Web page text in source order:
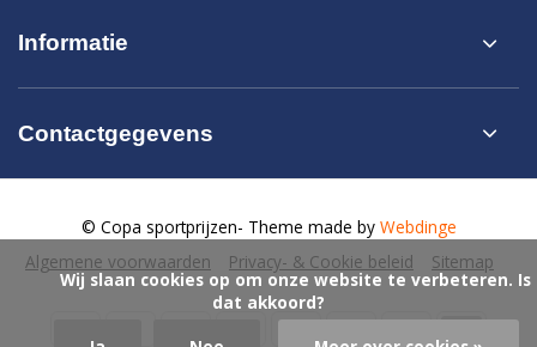
Informatie
Contactgegevens
Algemene voorwaarden Privacy- & Cookie beleid Sitemap
© Copa sportprijzen- Theme made by Webdinge
            Wij slaan cookies op om onze website te verbeteren. Is
dat akkoord?